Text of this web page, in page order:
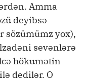
Amma
deyibsə
sözümümz yox),
sevənlərə
hökumətin
dedilər. O